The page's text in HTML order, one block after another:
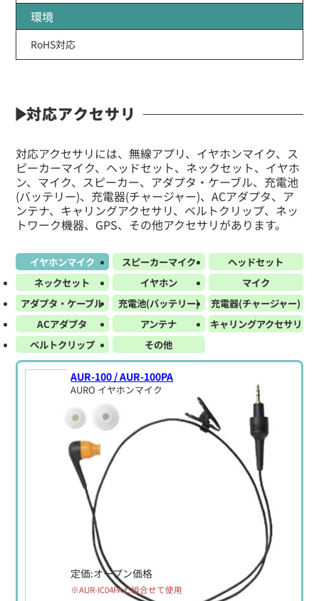
環境
RoHS対応
対応アクセサリ
対応アクセサリには、無線アプリ、イヤホンマイク、ス
ピーカーマイク、ヘッドセット、ネックセット、イヤホ
ン、マイク、スピーカー、アダプタ・ケーブル、充電池
(バッテリー)、充電器(チャージャー)、ACアダプタ、ア
ンテナ、キャリングアクセサリ、ベルトクリップ、ネッ
トワーク機器、GPS、その他アクセサリがあります。
イヤホンマイク スピーカーマイク
ヘッドセット
ネックセット
イヤホン
マイク
アダプタ・ケーブル
充電池(バッテリー)
充電器(チャージャー)
ACアダプタ
アンテナ
キャリングアクセサリ
ベルトクリップ
その他
AUR-100 / AUR-100PA
AURO イヤホンマイク
定価:オープン価格
※AUR-IC04PAと組合せて使用